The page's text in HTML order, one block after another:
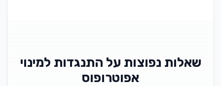
שאלות נפוצות על התנגדות למינוי
אפוטרופוס